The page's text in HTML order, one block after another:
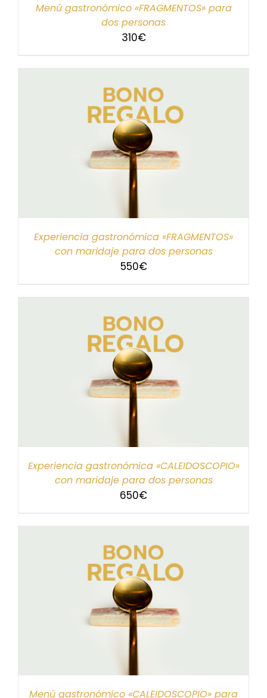
Menú gastronómico «FRAGMENTOS» para
dos personas
310€
Experiencia gastronómica «FRAGMENTOS»
con maridaje para dos personas
550€
Experiencia gastronómica «CALEIDOSCOPIO»
con maridaje para dos personas
650€
Menú gastronómico «CALEIDOSCOPIO» para